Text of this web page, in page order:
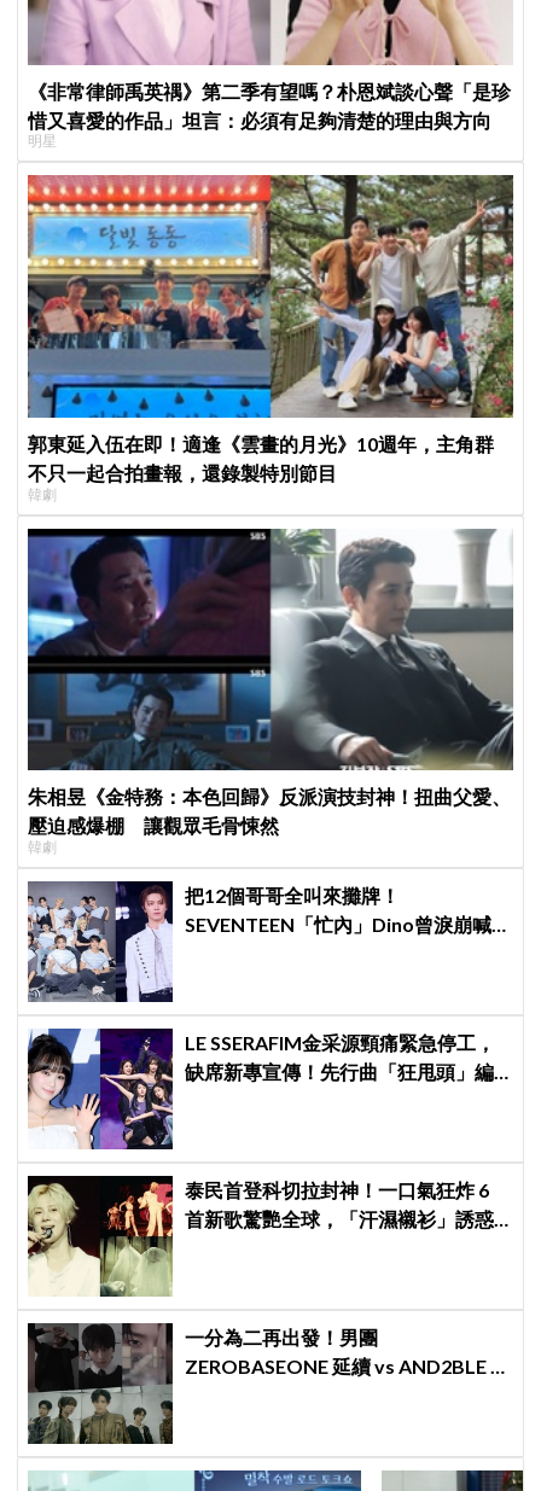
《非常律師禹英禑》第二季有望嗎？朴恩斌談心聲「是珍
惜又喜愛的作品」坦言：必須有足夠清楚的理由與方向
明星
郭東延入伍在即！適逢《雲畫的月光》10週年，主角群
不只一起合拍畫報，還錄製特別節目
韓劇
朱相昱《金特務：本色回歸》反派演技封神！扭曲父愛、
壓迫感爆棚 讓觀眾毛骨悚然
韓劇
把12個哥哥全叫來攤牌！
SEVENTEEN「忙內」Dino曾淚崩喊
LE SSERAFIM金采源頸痛緊急停工，
缺席新專宣傳！先行曲「狂甩頭」編
泰民首登科切拉封神！一口氣狂炸 6
首新歌驚艷全球，「汗濕襯衫」誘惑
一分為二再出發！男團
ZEROBASEONE 延續 vs AND2BLE 重